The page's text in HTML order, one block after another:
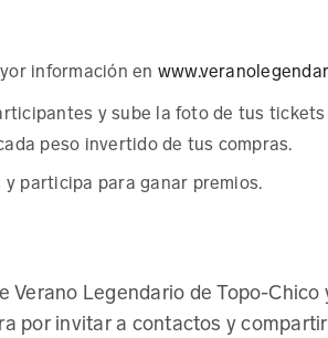
información en
y sube la foto de tus
peso invertido de tus compras.
participa para ganar premios.
Verano Legendario de Topo-Chico
por invitar a contactos y